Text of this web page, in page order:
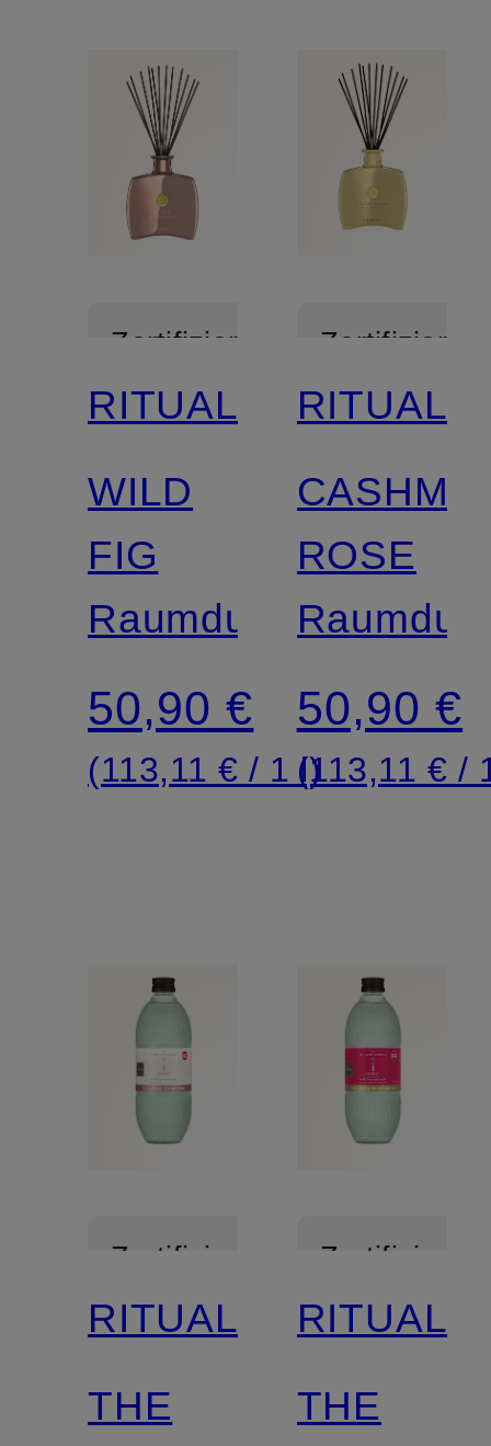
Zertifiziert
RITUALS
WILD
FIG
Raumduft
50,90 €
(113,11 € / 1 l)
Zertifiziert
RITUALS
ROSE
Raumduft
50,90 €
(113,11 € /
Zertifiziert
RITUALS
THE
Zertifiziert
RITUALS
THE